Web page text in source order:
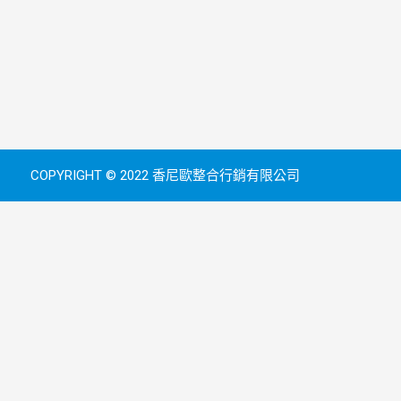
COPYRIGHT © 2022 香尼歐整合行銷有限公司